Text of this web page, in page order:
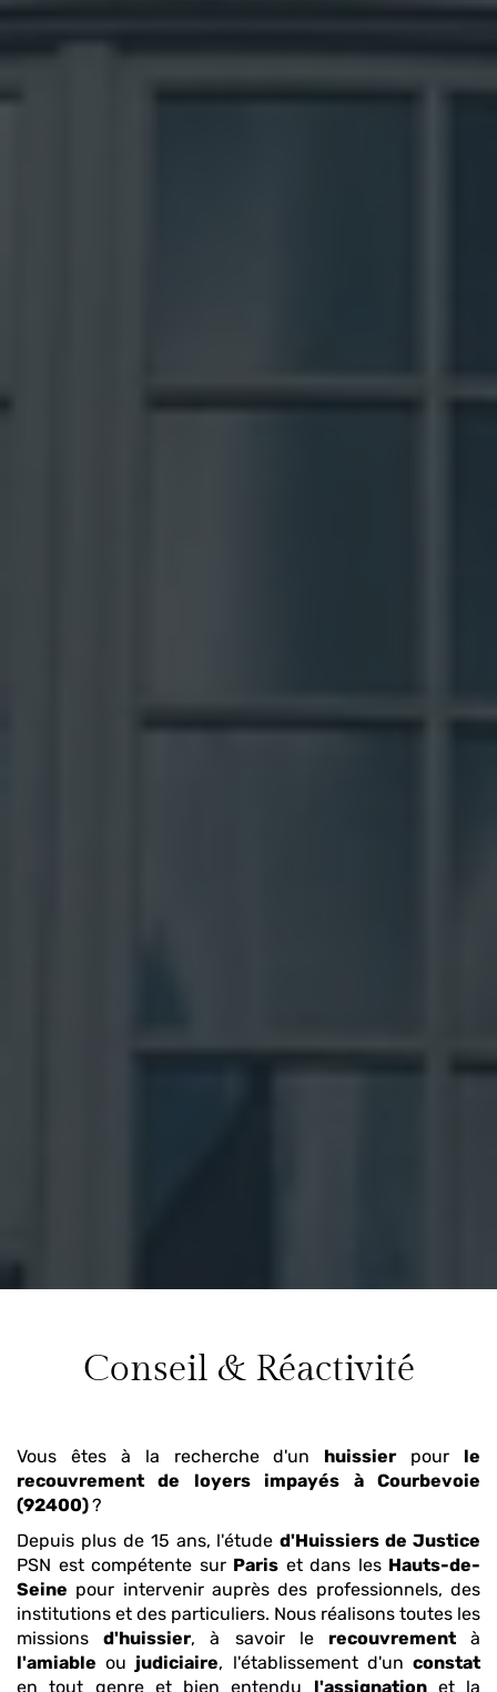
Conseil & Réactivité
Vous êtes à la recherche d'un huissier pour le
recouvrement de loyers impayés
à Courbevoie
(92400)?
Depuis plus de 15 ans, l'étuded'Huissiers de Justice
PSN est compétente sur Paris et dans les Hauts-de-
Seine pour intervenir auprès des professionnels, des
institutions et des particuliers. Nous réalisons toutes les
missionsd'huissier, à savoir le recouvrementà
l'amiable ou judiciaire, l'établissement d'unconstat
en tout genre et bien entendu l'assignationet la